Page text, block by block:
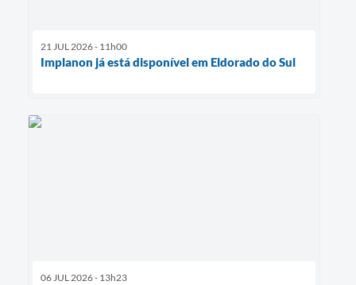
21 JUL 2026 - 11h00
Implanon já está disponível em Eldorado do Sul
06 JUL 2026 - 13h23